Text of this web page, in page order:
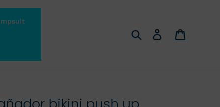
Buscar Ingresar